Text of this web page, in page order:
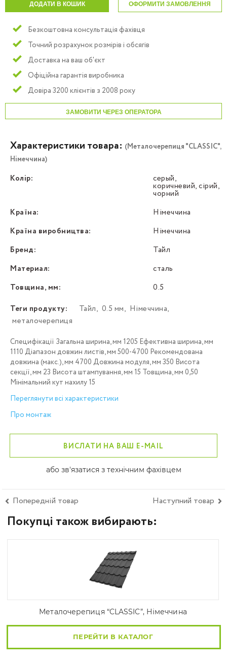
ДОДАТИ В КОШИК ОФОРМИТИ ЗАМОВЛЕННЯ
Безкоштовна консультація фахівця
Точний розрахунок розмірів і обсягів
Доставка на ваш об'єкт
Офіційна гарантія виробника
Довіра 3200 клієнтів з 2008 року
ЗАМОВИТИ ЧЕРЕЗ ОПЕРАТОРА
Характеристики товара: (Металочерепиця "CLASSIC",
Німеччина)
Колір: серый,
коричневий, сірий,
чорний
Країна:
Німеччина
Країна виробництва:
Німеччина
Бренд:
Тайл
Материал:
сталь
Товщина, мм:
0.5
Теги продукту:
Тайл, 0.5 мм, Німеччина,
металочерепиця
Специфікації Загальна ширина, мм 1205 Ефективна ширина, мм
1110 Діапазон довжин листів, мм 500-4700 Рекомендована
довжина (макс.), мм 4700 Довжина модуля, мм 350 Висота
секції, мм 23 Висота штампування, мм 15 Товщина, мм 0,50
Мінімальний кут нахилу 15
Переглянути всі характеристики
Про монтаж
ВИСЛАТИ НА ВАШ E-MAIL
або зв'язатися з технічним фахівцем
Попередній товар Наступний товар
Покупці також вибирають:
Металочерепиця “CLASSIC”, Німеччина
ПЕРЕЙТИ В КАТАЛОГ